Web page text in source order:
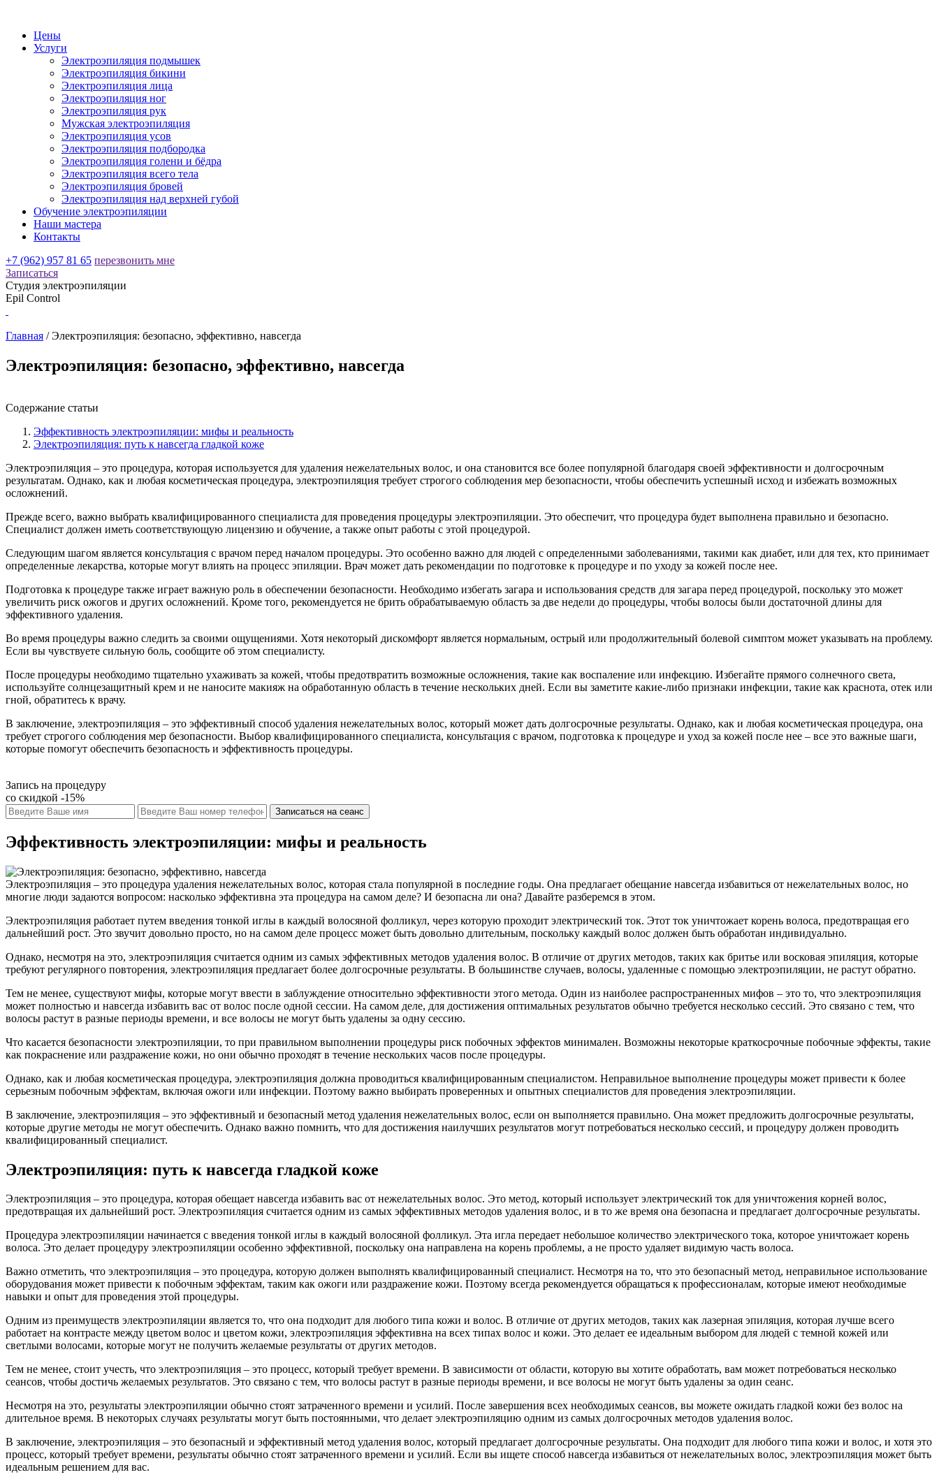
Цены
Услуги
Электроэпиляция подмышек
Электроэпиляция бикини
Электроэпиляция лица
Электроэпиляция ног
Электроэпиляция рук
Мужская электроэпиляция
Электроэпиляция усов
Электроэпиляция подбородка
Электроэпиляция голени и бёдра
Электроэпиляция всего тела
Электроэпиляция бровей
Электроэпиляция над верхней губой
Обучение электроэпиляции
Наши мастера
Контакты
+7 (962) 957 81 65 перезвонить мне
Записаться
Студия электроэпиляции
Epil Control
Главная /Электроэпиляция: безопасно, эффективно, навсегда
Электроэпиляция: безопасно, эффективно, навсегда
Содержание статьи
Эффективность электроэпиляции: мифы и реальность
Электроэпиляция: путь к навсегда гладкой коже
Электроэпиляция – это процедура, которая используется для удаления нежелательных волос, и она становится все более популярной благодаря своей эффективности и долгосрочным
результатам. Однако, как и любая косметическая процедура, электроэпиляция требует строгого соблюдения мер безопасности, чтобы обеспечить успешный исход и избежать возможных
осложнений.
Прежде всего, важно выбрать квалифицированного специалиста для проведения процедуры электроэпиляции. Это обеспечит, что процедура будет выполнена правильно и безопасно.
Специалист должен иметь соответствующую лицензию и обучение, а также опыт работы с этой процедурой.
Следующим шагом является консультация с врачом перед началом процедуры. Это особенно важно для людей с определенными заболеваниями, такими как диабет, или для тех, кто принимает
определенные лекарства, которые могут влиять на процесс эпиляции. Врач может дать рекомендации по подготовке к процедуре и по уходу за кожей после нее.
Подготовка к процедуре также играет важную роль в обеспечении безопасности. Необходимо избегать загара и использования средств для загара перед процедурой, поскольку это может
увеличить риск ожогов и других осложнений. Кроме того, рекомендуется не брить обрабатываемую область за две недели до процедуры, чтобы волосы были достаточной длины для
эффективного удаления.
Во время процедуры важно следить за своими ощущениями. Хотя некоторый дискомфорт является нормальным, острый или продолжительный болевой симптом может указывать на проблему.
Если вы чувствуете сильную боль, сообщите об этом специалисту.
После процедуры необходимо тщательно ухаживать за кожей, чтобы предотвратить возможные осложнения, такие как воспаление или инфекцию. Избегайте прямого солнечного света,
используйте солнцезащитный крем и не наносите макияж на обработанную область в течение нескольких дней. Если вы заметите какие-либо признаки инфекции, такие как краснота, отек или
гной, обратитесь к врачу.
В заключение, электроэпиляция – это эффективный способ удаления нежелательных волос, который может дать долгосрочные результаты. Однако, как и любая косметическая процедура, она
требует строгого соблюдения мер безопасности. Выбор квалифицированного специалиста, консультация с врачом, подготовка к процедуре и уход за кожей после нее – все это важные шаги,
которые помогут обеспечить безопасность и эффективность процедуры.
Запись на процедуру
со скидкой -15%
Записаться на сеанс
Эффективность электроэпиляции: мифы и реальность
Электроэпиляция – это процедура удаления нежелательных волос, которая стала популярной в последние годы. Она предлагает обещание навсегда избавиться от нежелательных волос, но
многие люди задаются вопросом: насколько эффективна эта процедура на самом деле? И безопасна ли она? Давайте разберемся в этом.
Электроэпиляция работает путем введения тонкой иглы в каждый волосяной фолликул, через которую проходит электрический ток. Этот ток уничтожает корень волоса, предотвращая его
дальнейший рост. Это звучит довольно просто, но на самом деле процесс может быть довольно длительным, поскольку каждый волос должен быть обработан индивидуально.
Однако, несмотря на это, электроэпиляция считается одним из самых эффективных методов удаления волос. В отличие от других методов, таких как бритье или восковая эпиляция, которые
требуют регулярного повторения, электроэпиляция предлагает более долгосрочные результаты. В большинстве случаев, волосы, удаленные с помощью электроэпиляции, не растут обратно.
Тем не менее, существуют мифы, которые могут ввести в заблуждение относительно эффективности этого метода. Один из наиболее распространенных мифов – это то, что электроэпиляция
может полностью и навсегда избавить вас от волос после одной сессии. На самом деле, для достижения оптимальных результатов обычно требуется несколько сессий. Это связано с тем, что
волосы растут в разные периоды времени, и все волосы не могут быть удалены за одну сессию.
Что касается безопасности электроэпиляции, то при правильном выполнении процедуры риск побочных эффектов минимален. Возможны некоторые краткосрочные побочные эффекты, такие
как покраснение или раздражение кожи, но они обычно проходят в течение нескольких часов после процедуры.
Однако, как и любая косметическая процедура, электроэпиляция должна проводиться квалифицированным специалистом. Неправильное выполнение процедуры может привести к более
серьезным побочным эффектам, включая ожоги или инфекции. Поэтому важно выбирать проверенных и опытных специалистов для проведения электроэпиляции.
В заключение, электроэпиляция – это эффективный и безопасный метод удаления нежелательных волос, если он выполняется правильно. Она может предложить долгосрочные результаты,
которые другие методы не могут обеспечить. Однако важно помнить, что для достижения наилучших результатов могут потребоваться несколько сессий, и процедуру должен проводить
квалифицированный специалист.
Электроэпиляция: путь к навсегда гладкой коже
Электроэпиляция – это процедура, которая обещает навсегда избавить вас от нежелательных волос. Это метод, который использует электрический ток для уничтожения корней волос,
предотвращая их дальнейший рост. Электроэпиляция считается одним из самых эффективных методов удаления волос, и в то же время она безопасна и предлагает долгосрочные результаты.
Процедура электроэпиляции начинается с введения тонкой иглы в каждый волосяной фолликул. Эта игла передает небольшое количество электрического тока, которое уничтожает корень
волоса. Это делает процедуру электроэпиляции особенно эффективной, поскольку она направлена на корень проблемы, а не просто удаляет видимую часть волоса.
Важно отметить, что электроэпиляция – это процедура, которую должен выполнять квалифицированный специалист. Несмотря на то, что это безопасный метод, неправильное использование
оборудования может привести к побочным эффектам, таким как ожоги или раздражение кожи. Поэтому всегда рекомендуется обращаться к профессионалам, которые имеют необходимые
навыки и опыт для проведения этой процедуры.
Одним из преимуществ электроэпиляции является то, что она подходит для любого типа кожи и волос. В отличие от других методов, таких как лазерная эпиляция, которая лучше всего
работает на контрасте между цветом волос и цветом кожи, электроэпиляция эффективна на всех типах волос и кожи. Это делает ее идеальным выбором для людей с темной кожей или
светлыми волосами, которые могут не получить желаемые результаты от других методов.
Тем не менее, стоит учесть, что электроэпиляция – это процесс, который требует времени. В зависимости от области, которую вы хотите обработать, вам может потребоваться несколько
сеансов, чтобы достичь желаемых результатов. Это связано с тем, что волосы растут в разные периоды времени, и все волосы не могут быть удалены за один сеанс.
Несмотря на это, результаты электроэпиляции обычно стоят затраченного времени и усилий. После завершения всех необходимых сеансов, вы можете ожидать гладкой кожи без волос на
длительное время. В некоторых случаях результаты могут быть постоянными, что делает электроэпиляцию одним из самых долгосрочных методов удаления волос.
В заключение, электроэпиляция – это безопасный и эффективный метод удаления волос, который предлагает долгосрочные результаты. Она подходит для любого типа кожи и волос, и хотя это
процесс, который требует времени, результаты обычно стоят затраченного времени и усилий. Если вы ищете способ навсегда избавиться от нежелательных волос, электроэпиляция может быть
идеальным решением для вас.